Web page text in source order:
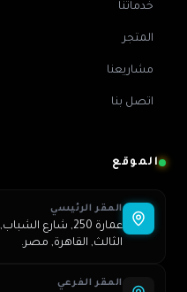
خدماتنا
المتجر
مشاريعنا
اتصل بنا
الموقع
المقر الرئيسي
الثالث, القاهرة, مصر.
المقر الفرعي